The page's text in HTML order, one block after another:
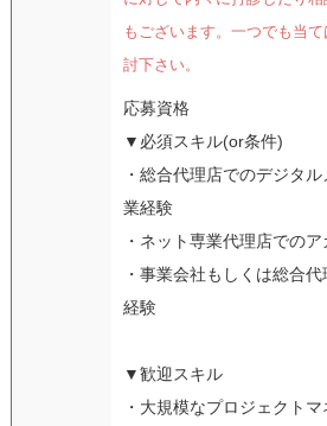
もございます。一つでも当
討下さい。
応募資格
▼必須スキル(or条件)
・総合代理店でのデジタ
業経験
・ネット専業代理店での
・事業会社もしくは総合
経験
▼歓迎スキル
・大規模なプロジェクト